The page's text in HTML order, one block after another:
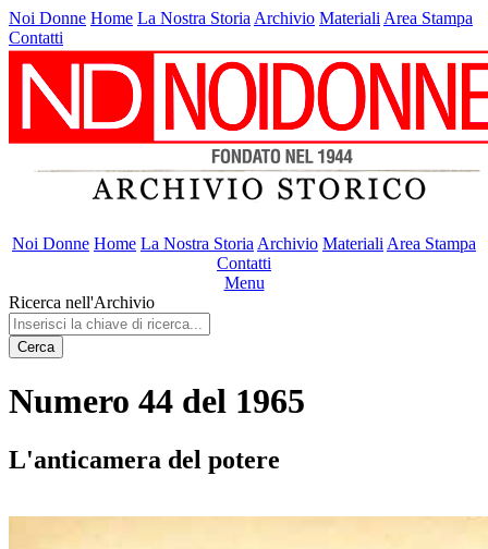
Noi Donne Home La Nostra Storia Archivio Materiali Area Stampa
Contatti
Noi Donne Home La Nostra Storia Archivio Materiali Area Stampa
Contatti
Menu
Ricerca nell'Archivio
Cerca
Numero 44 del 1965
L'anticamera del potere